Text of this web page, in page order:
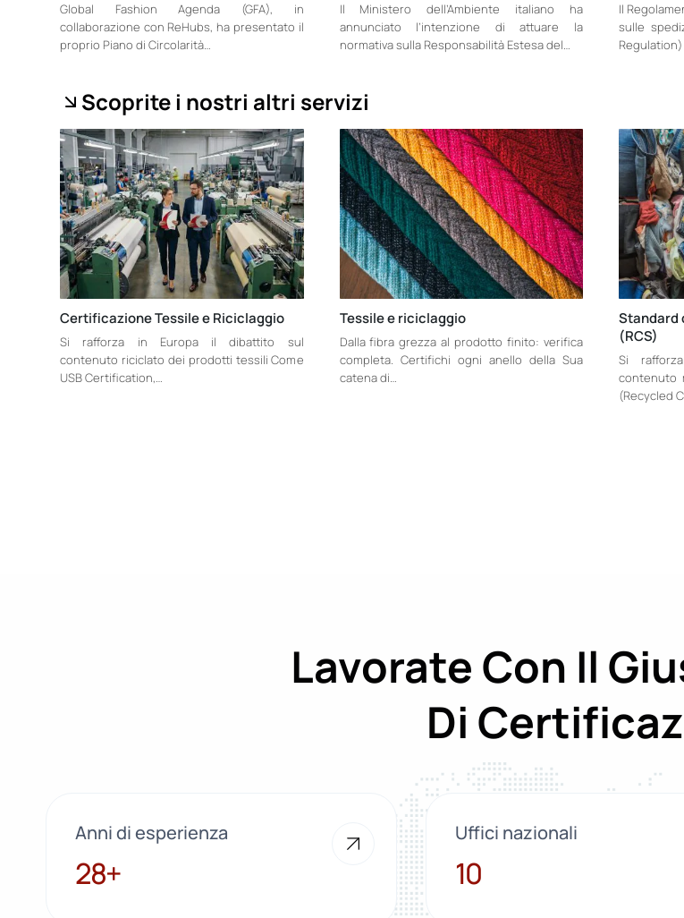
Global Fashion Agenda (GFA), in
collaborazione con ReHubs, ha presentato il
proprio Piano di Circolarità…
Il Ministero dell’Ambiente italiano ha
annunciato l’intenzione di attuare la
normativa sulla Responsabilità Estesa del…
Il
sulle
Scoprite i nostri altri servizi
Certificazione Tessile e Riciclaggio
Si rafforza in Europa il dibattito sul
contenuto riciclato dei prodotti tessili Come
USB Certification,…
Tessile e riciclaggio
Dalla fibra grezza al prodotto finito: verifica
completa. Certifichi ogni anello della Sua
catena di…
Standard
(RCS)
Si
contenuto
(Recycled
Lavorate Con Il
Di
Anni di esperienza
28+
28+
Uffici nazionali
10
10